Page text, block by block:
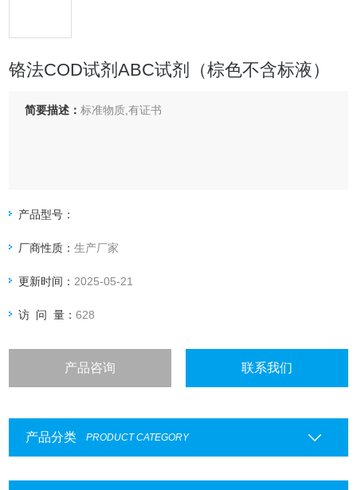
铬法COD试剂ABC试剂（棕色不含标液）
简要描述：标准物质,有证书
产品型号：
厂商性质：生产厂家
更新时间： 2025-05-21
访 问 量：628
产品咨询 联系我们
产品分类 PRODUCT CATEGORY